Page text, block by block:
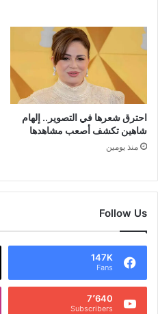
احترق شعرها في التصوير.. إلهام
شاهين تكشف أصعب مشاهدها
منذ يومين
Follow Us
147K
Fans
7٬640
Subscribers